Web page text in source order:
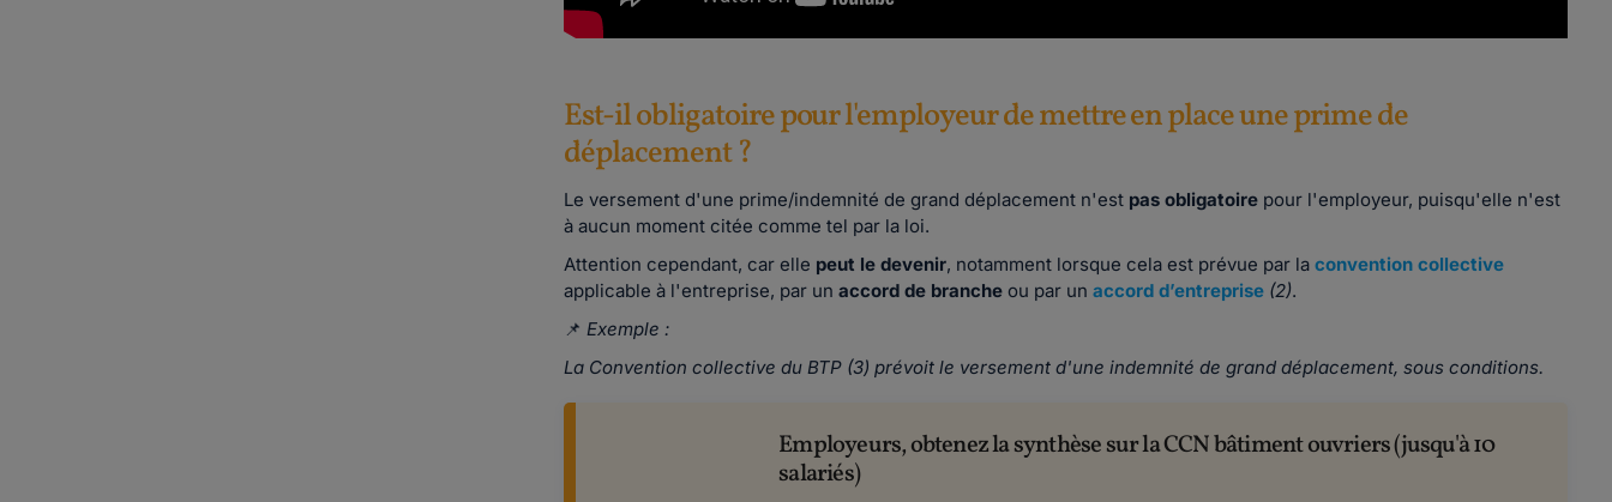
Est-il obligatoire pour l'employeur de mettre en place une prime de
déplacement ?
Le versement d'une prime/indemnité de grand déplacement n'est pas obligatoire pour l'employeur, puisqu'elle n'est
à aucun moment citée comme tel par la loi.
Attention cependant, car elle peut le devenir, notamment lorsque cela est prévue par laconvention collective
applicable à l'entreprise, par unaccord de branche ou par unaccord d’entreprise (2).
📌 Exemple :
La Convention collective du BTP (3) prévoit le versement d'une indemnité de grand déplacement, sous conditions.
Employeurs, obtenez la synthèse sur la CCN bâtiment ouvriers (jusqu'à 10
salariés)